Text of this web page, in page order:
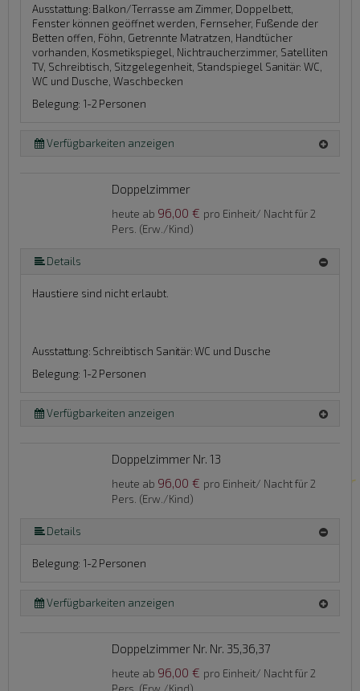
Ausstattung: Balkon/Terrasse am Zimmer, Doppelbett,
Fenster können geöffnet werden, Fernseher, Fußende der
Betten offen, Föhn, Getrennte Matratzen, Handtücher
vorhanden, Kosmetikspiegel, Nichtraucherzimmer, Satelliten
TV, Schreibtisch, Sitzgelegenheit, Standspiegel Sanitär: WC,
WC und Dusche, Waschbecken
Belegung: 1-2 Personen
Verfügbarkeiten anzeigen
Doppelzimmer
heute ab 96,00 € pro Einheit/ Nacht für 2
Pers. (Erw./Kind)
Details
Haustiere sind nicht erlaubt.
Ausstattung: Schreibtisch Sanitär:WC und Dusche
Belegung: 1-2 Personen
Verfügbarkeiten anzeigen
Doppelzimmer Nr. 13
heute ab 96,00 € pro Einheit/ Nacht für 2
Pers. (Erw./Kind)
Details
Belegung: 1-2 Personen
Verfügbarkeiten anzeigen
Doppelzimmer Nr. Nr. 35,36,37
heute ab 96,00 € pro Einheit/ Nacht für 2